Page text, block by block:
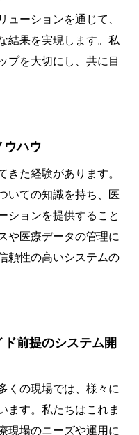
ューションを通じて、
結果を実現します。私
プを大切にし、共に目
ウハウ
きた経験があります。
いての知識を持ち、医
ションを提供すること
や医療データの管理に
頼性の高いシステムの
前提のシステム開
くの現場では、様々に
ます。私たちはこれま
現場のニーズや運用に